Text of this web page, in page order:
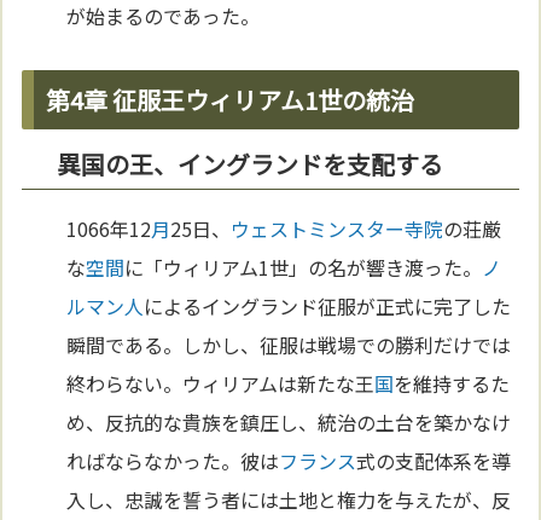
が始まるのであった。
第4章 征服王ウィリアム1世の統治
異国の王、イングランドを支配する
1066年12月25日、 ウェストミンスター寺院の荘厳
な空間に「ウィリアム1世」の名が響き渡った。 ノ
ルマン人によるイングランド征服が正式に完了した
瞬間である。しかし、征服は戦場での勝利だけでは
終わらない。ウィリアムは新たな王国を維持するた
め、反抗的な貴族を鎮圧し、統治の土台を築かなけ
ればならなかった。彼はフランス式の支配体系を導
入し、忠誠を誓う者には土地と権力を与えたが、反